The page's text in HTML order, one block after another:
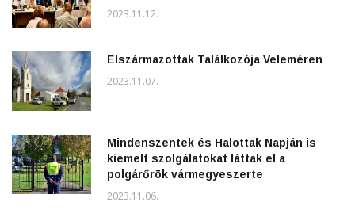
2023.11.12.
Elszármazottak Találkozója Veleméren
2023.11.07.
Mindenszentek és Halottak Napján is
kiemelt szolgálatokat láttak el a
polgárőrök vármegyeszerte
2023.11.06.